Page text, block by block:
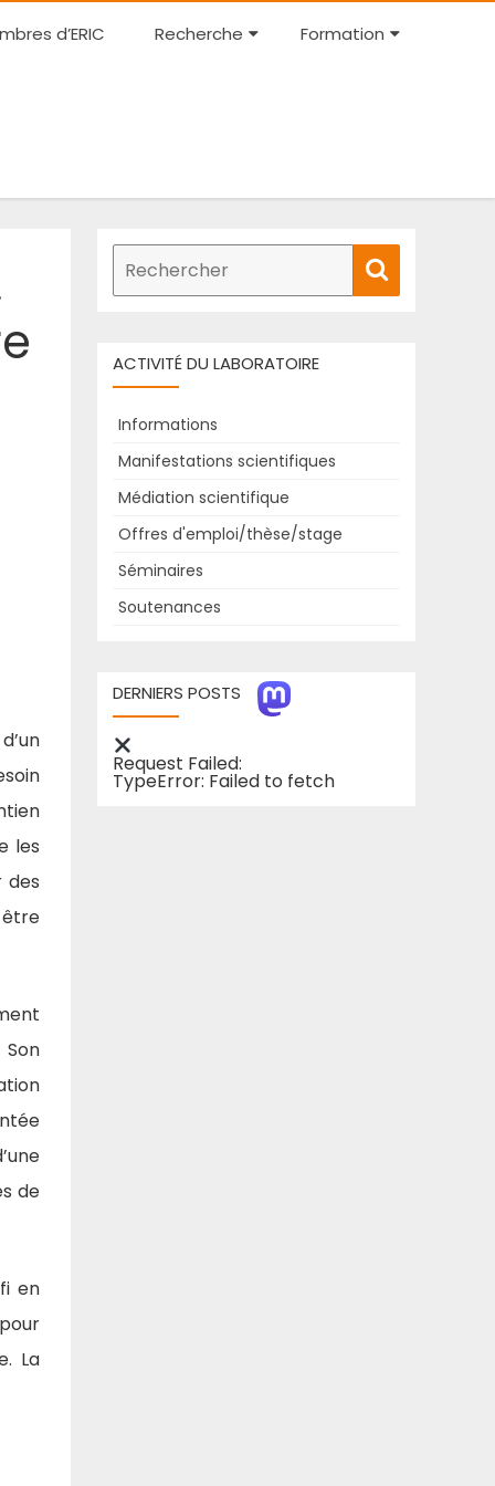
to
d’ERIC Recherche Formation
les
des
être
de
en
La
de
ACTIVITÉ DU LABORATOIRE
Informations
Manifestations scientifiques
Médiation scientifique
Offres d'emploi/thèse/stage
Séminaires
Soutenances
DERNIERS POSTS
Request Failed:
TypeError: Failed to fetch